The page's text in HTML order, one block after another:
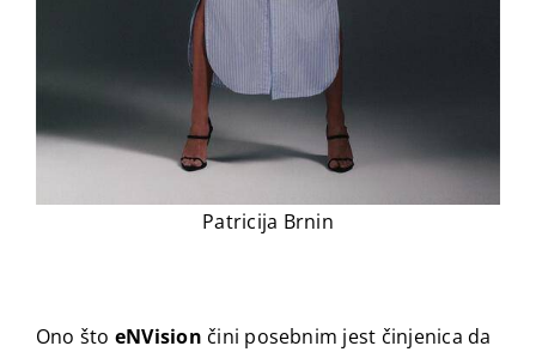
Patricija Brnin
Ono što eNVision čini posebnim jest činjenica da